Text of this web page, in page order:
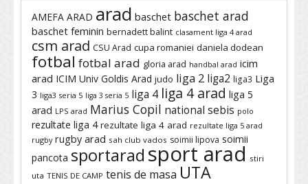
AMEFA ARAD arad baschet baschet arad
baschet feminin bernadett balint clasament liga 4 arad
csm arad CSU Arad cupa romaniei daniela dodean
fotbal fotbal arad gloria arad handbal arad icim
arad ICIM Univ Goldis Arad judo liga 2 liga2 liga3 Liga
3 liga3 seria 5 liga 3 seria 5 liga 4 liga 4 arad liga 5
arad LPS arad Marius Copil national sebis polo
rezultate liga 4 rezultate liga 4 arad rezultate liga 5 arad
rugby rugby arad sah club vados soimii lipova soimii
pancota sportarad sport arad stiri
uta TENIS DE CAMP tenis de masa UTA